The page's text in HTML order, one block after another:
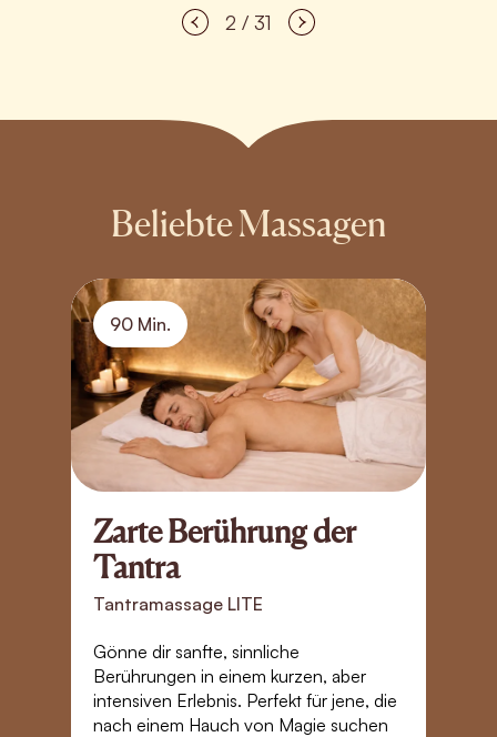
2 / 31
Beliebte Massagen
90 Min.
Zarte Berührung der
Tantra
Tantramassage LITE
Gönne dir sanfte, sinnliche
Berührungen in einem kurzen, aber
intensiven Erlebnis. Perfekt für jene, die
nach einem Hauch von Magie suchen